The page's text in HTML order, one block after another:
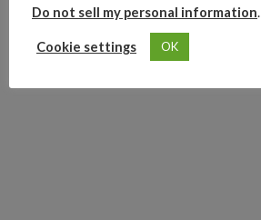
Do not sell my personal information.
Cookie settings OK